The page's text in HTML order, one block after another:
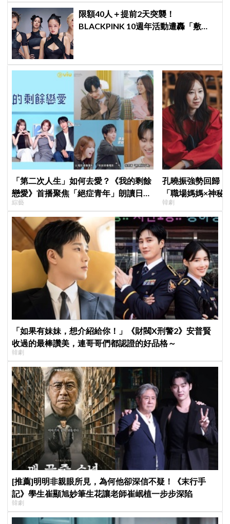
限額40人＋提前2天突襲！
BLACKPINK 10週年活動遭轟「敷
「第二次人生」如何去愛？《我的剩餘
戀愛》首播聚焦「絕症青年」朗讀日記
全場淚崩，初見面竟「撞見舊識」！
綜藝
孔曉振強勢回歸
「職場媽媽×神秘
鄭準元展開反差夫
韓劇
「如果有妹妹，想介紹給你！」《財閥X刑警2》安普賢
收過的最棒讚美，連哥哥們都認證的好品格～
韓劇
[推薦]明明非親眼所見，為何他卻深信不疑！《末行手
記》學生崔顯旭妙筆生花讓老師崔岷植一步步深陷
韓劇